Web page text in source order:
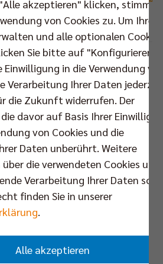
Foto: Nils Wüchner
Finale ist die Anspannung
kaum noch zu steigern. „Ich
auf das Match“, sagt BR
Serniotti und fährt fort: „Die
Bedeutung dieses Tages.
fokussiert und heiß darauf, den
gesamte Team und
ist für den Verein umso mehr
man die im letzten
durchzogene
Nach den Titelgewinnen
akzeptieren" klicken, stimmen
von Cookies zu. Um Ihre
und alle optionalen Cookies
Sie bitte auf "Konfigurieren".
Einwilligung in die Verwendung
Verarbeitung Ihrer Daten
die Zukunft widerrufen. Der
davor auf Basis Ihrer
von Cookies und die
Daten unberührt. Weitere
die verwendeten Cookies und
Verarbeitung Ihrer Daten
finden Sie in unserer
.
Alle akzeptieren